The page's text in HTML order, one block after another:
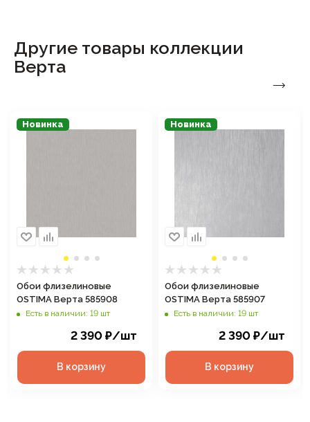
Другие товары коллекции
Верта
Новинка
Обои флизелиновые
OSTIMA Верта 585908
Есть в наличии: 19 шт
2 390 ₽/шт
В корзину
Новинка
Обои флизелиновые
OSTIMA Верта 585907
Есть в наличии: 19 шт
2 390 ₽/шт
В корзину